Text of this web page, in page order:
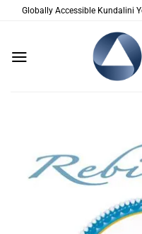
SaltarGlobally Accessible Kundalini